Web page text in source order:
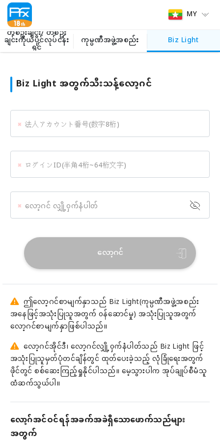
MY
တစ်ဦးချင်း/ တစ်ဦး
ချင်းကိုယ်ပိုင်လုပ်ငန်း
ရှင် ကုမ္ပဏီအဖွဲ့အစည်း Biz Light
Biz Light အတွက်သီးသန့်လော့ဂင်
法人アカウント番号(数字8桁)
ログインID(半角4桁~64桁文字)
လော့ဂင် လျှို့၀ှက်နံပါတ်
လော့ဂင်
ဤလော့ဂင်စာမျက်နှာသည် Biz Light(ကုမ္ပဏီအဖွဲ့အစည်း
အနေဖြင့်အသုံးပြုသူအတွက် ၀န်ဆောင်မှု) အသုံးပြုသူအတွက်
လော့ဂင်စာမျက်နှာဖြစ်ပါသည်။
လော့ဂင်အိုင်ဒီ၊ လော့ဂင်လျှို့၀ှက်နံပါတ်သည် Biz Light ဖြင့်
အသုံးပြုသူမှတ်ပုံတင်ချိန်တွင် ထုတ်ပေးခဲ့သည့် လုံခြုံ‌ရေးအတွက်
ဖိုင်တွင် စစ်ဆေးကြည့်ရှုနိုင်ပါသည်။ မေ့သွားပါက အုပ်ချုပ်စီမံသူ
ထံဆက်သွယ်ပါ။
လော့ဂ်အင်ဝင်ရန်အခက်အခဲရှိသောဖောက်သည်များ
အတွက်